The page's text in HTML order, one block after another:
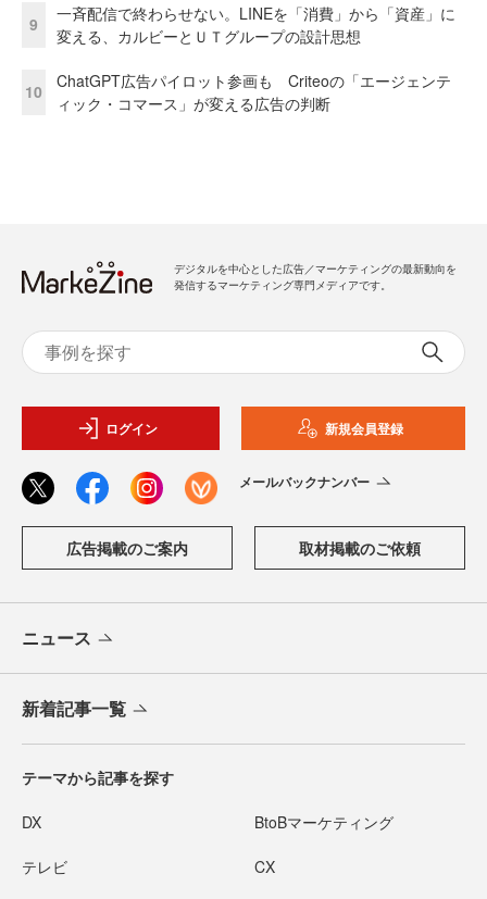
9
一斉配信で終わらせない。LINEを「消費」から「資産」に
変える、カルビーとＵＴグループの設計思想
10
ChatGPT広告パイロット参画も Criteoの「エージェンテ
ィック・コマース」が変える広告の判断
デジタルを中心とした広告／マーケティングの最新動向を
発信するマーケティング専門メディアです。
ログイン 新規会員登録
メールバックナンバー
広告掲載のご案内 取材掲載のご依頼
ニュース
新着記事一覧
テーマから記事を探す
DX BtoBマーケティング
テレビ CX